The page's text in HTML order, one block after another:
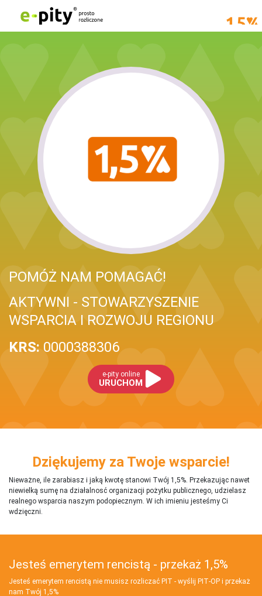
POMÓŻ NAM POMAGAĆ!
AKTYWNI - STOWARZYSZENIE
WSPARCIA I ROZWOJU REGIONU
KRS: 0000388306
e-pity online
URUCHOM
Dziękujemy za Twoje wsparcie!
Nieważne, ile zarabiasz i jaką kwotę stanowi Twój 1,5%. Przekazując nawet
niewielką sumę na działalnosć organizacji pożytku publicznego, udzielasz
realnego wsparcia naszym podopiecznym. W ich imieniu jesteśmy Ci
wdzięczni.
Jesteś emerytem rencistą - przekaż 1,5%
Jesteś emerytem rencistą nie musisz rozliczać PIT - wyślij PIT‑OP i przekaż
nam Twój 1,5%